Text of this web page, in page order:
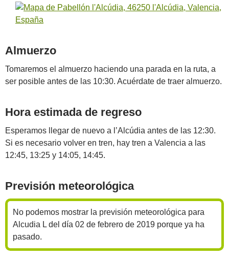
Almuerzo
Tomaremos el almuerzo haciendo una parada en la ruta, a
ser posible antes de las 10:30. Acuérdate de traer almuerzo.
Hora estimada de regreso
Esperamos llegar de nuevo a l’Alcúdia antes de las 12:30.
Si es necesario volver en tren, hay tren a Valencia a las
12:45, 13:25 y 14:05, 14:45.
Previsión meteorológica
No podemos mostrar la previsión meteorológica para
Alcudia L del día 02 de febrero de 2019 porque ya ha
pasado.